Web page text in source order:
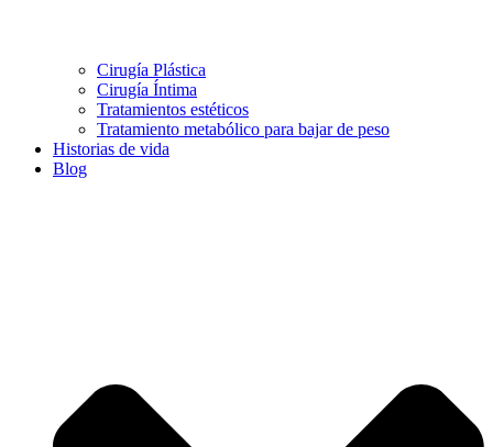
Cirugía Plástica
Cirugía Íntima
Tratamientos estéticos
Tratamiento metabólico para bajar de peso
Historias de vida
Blog